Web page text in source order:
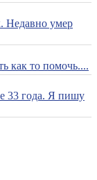
Недавно умер
как то помочь....
33 года. Я пишу